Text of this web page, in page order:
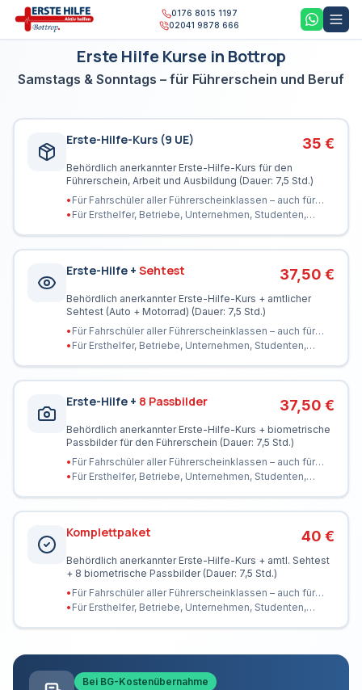
0176 8015 1197
02041 9878 666
Erste Hilfe Kurse in Bottrop
Samstags & Sonntags – für Führerschein und Beruf
7,5 Stunden Kurs
Erste-Hilfe-Kurs (9 UE) 35 €
Behördlich anerkannter Erste-Hilfe-Kurs für den
Führerschein, Arbeit und Ausbildung (Dauer: 7,5 Std.)
• Für Fahrschüler aller Führerscheinklassen – auch für
LKW & BUS
• Für Ersthelfer, Betriebe, Unternehmen, Studenten,
Erste-Hilfe + Sehtest 37,50 €
Behördlich anerkannter Erste-Hilfe-Kurs + amtlicher
Sehtest (Auto + Motorrad) (Dauer: 7,5 Std.)
• Für Fahrschüler aller Führerscheinklassen – auch für
LKW & BUS
• Für Ersthelfer, Betriebe, Unternehmen, Studenten,
Erste-Hilfe + 8 Passbilder 37,50 €
Behördlich anerkannter Erste-Hilfe-Kurs + biometrische
Passbilder für den Führerschein (Dauer: 7,5 Std.)
• Für Fahrschüler aller Führerscheinklassen – auch für
LKW & BUS
• Für Ersthelfer, Betriebe, Unternehmen, Studenten,
Komplettpaket 40 €
Behördlich anerkannter Erste-Hilfe-Kurs + amtl. Sehtest
+ 8 biometrische Passbilder (Dauer: 7,5 Std.)
• Für Fahrschüler aller Führerscheinklassen – auch für
LKW & BUS
• Für Ersthelfer, Betriebe, Unternehmen, Studenten,
Bei BG-Kostenübernahme